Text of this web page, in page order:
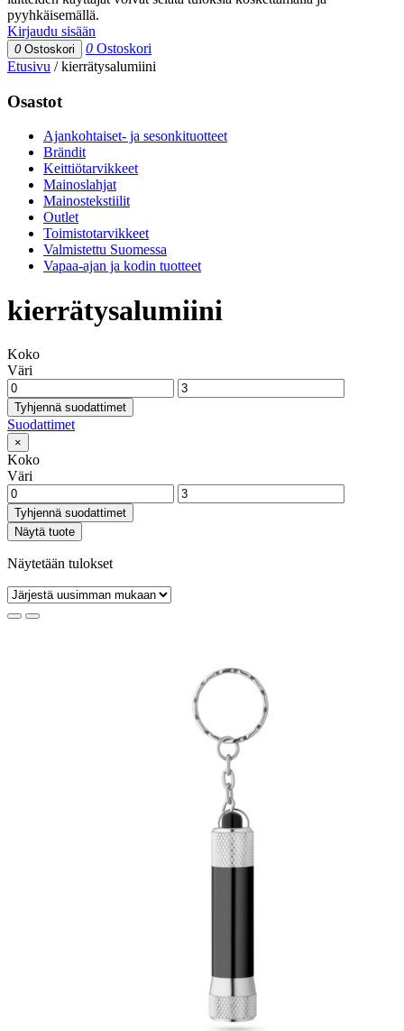
pyyhkäisemällä.
Kirjaudu sisään
0 Ostoskori 0 Ostoskori
Etusivu /kierrätysalumiini
Osastot
Ajankohtaiset- ja sesonkituotteet
Brändit
Keittiötarvikkeet
Mainoslahjat
Mainostekstiilit
Outlet
Toimistotarvikkeet
Valmistettu Suomessa
Vapaa-ajan ja kodin tuotteet
kierrätysalumiini
Koko
Väri
Tyhjennä suodattimet
Suodattimet
×
Koko
Väri
Tyhjennä suodattimet
Näytä tuote
Näytetään tulokset